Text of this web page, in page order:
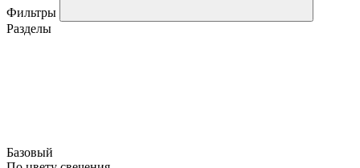
Фильтры
Разделы
Базовый